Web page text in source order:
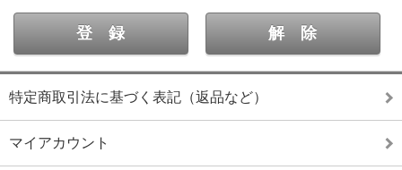
特定商取引法に基づく表記（返品など）
マイアカウント